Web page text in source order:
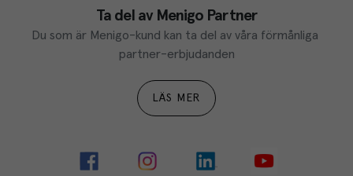
Ta del av Menigo Partner
Du som är Menigo-kund kan ta del av våra förmånliga
partner-erbjudanden
LÄS MER